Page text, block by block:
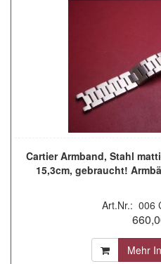
Cartier Armband, Stahl
15,3cm, gebraucht!
Art.Nr.: 006
Mehr